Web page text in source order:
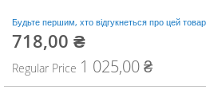
зображень
Будьте першим, хто відгукнеться про цей товар
Special
718,00 ₴
Regular Price 1 025,00 ₴